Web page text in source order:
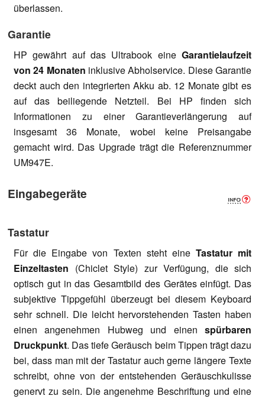
überlassen.
Garantie
HP gewährt auf das Ultrabook eine Garantielaufzeit
von 24 Monaten inklusive Abholservice. Diese Garantie
deckt auch den integrierten Akku ab. 12 Monate gibt es
auf das beiliegende Netzteil. Bei HP finden sich
Informationen zu einer Garantieverlängerung auf
insgesamt 36 Monate, wobei keine Preisangabe
gemacht wird. Das Upgrade trägt die Referenznummer
UM947E.
Eingabegeräte
Tastatur
Für die Eingabe von Texten steht eine Tastatur mit
Einzeltasten (Chiclet Style) zur Verfügung, die sich
optisch gut in das Gesamtbild des Gerätes einfügt. Das
subjektive Tippgefühl überzeugt bei diesem Keyboard
sehr schnell. Die leicht hervorstehenden Tasten haben
einen angenehmen Hubweg und einen spürbaren
Druckpunkt. Das tiefe Geräusch beim Tippen trägt dazu
bei, dass man mit der Tastatur auch gerne längere Texte
schreibt, ohne von der entstehenden Geräuschkulisse
genervt zu sein. Die angenehme Beschriftung und eine